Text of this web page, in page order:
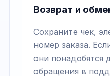
Возврат и
Сохраните чек,
номер заказа.
они понадобятся
обращения в